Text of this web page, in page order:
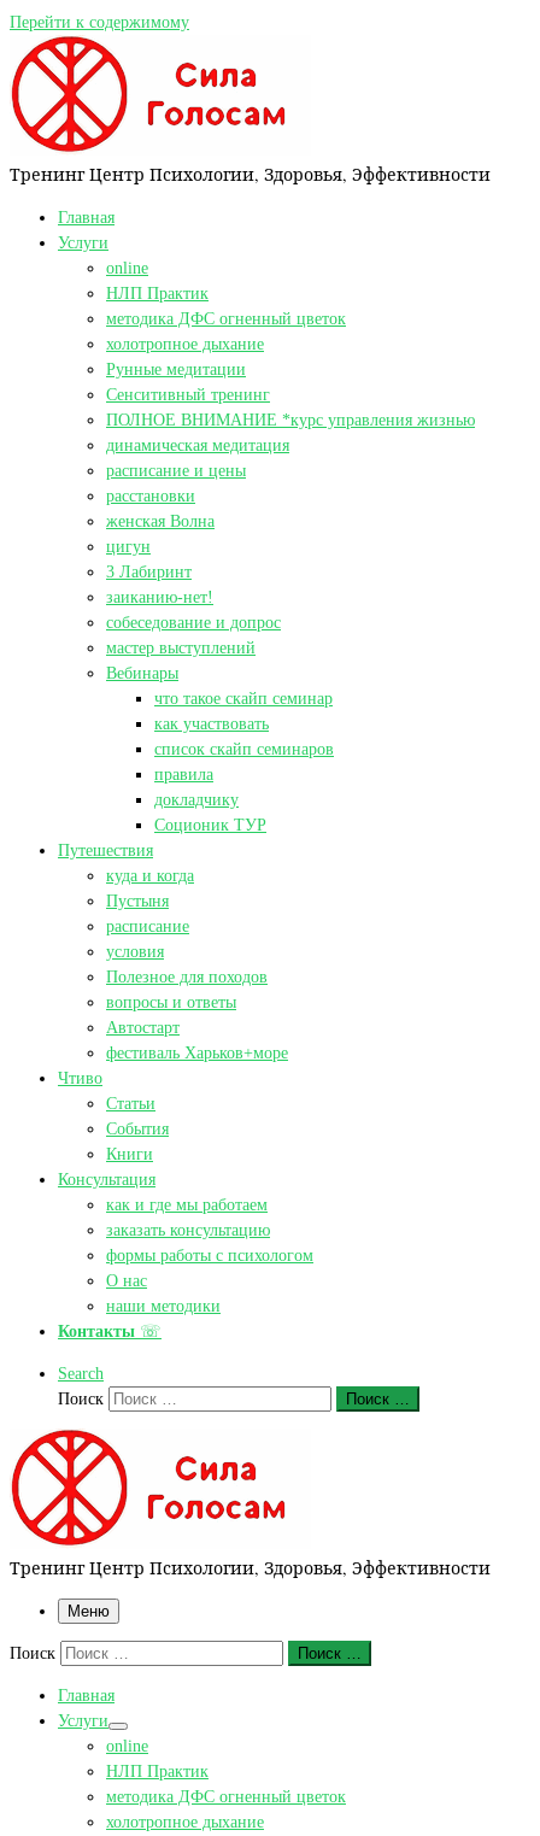
Перейти к содержимому
Тренинг Центр Психологии, Здоровья, Эффективности
Главная
Услуги
online
НЛП Практик
методика ДФС огненный цветок
холотропное дыхание
Рунные медитации
Сенситивный тренинг
ПОЛНОЕ ВНИМАНИЕ *курс управления жизнью
динамическая медитация
расписание и цены
расстановки
женская Волна
цигун
3 Лабиринт
заиканию-нет!
собеседование и допрос
мастер выступлений
Вебинары
что такое скайп семинар
как участвовать
список скайп семинаров
правила
докладчику
Соционик ТУР
Путешествия
куда и когда
Пустыня
расписание
условия
Полезное для походов
вопросы и ответы
Автостарт
фестиваль Харьков+море
Чтиво
Статьи
События
Книги
Консультация
как и где мы работаем
заказать консультацию
формы работы с психологом
О нас
наши методики
Контакты ☏
Search
Поиск
Поиск …
Тренинг Центр Психологии, Здоровья, Эффективности
Меню
Поиск Поиск …
Главная
Услуги
online
НЛП Практик
методика ДФС огненный цветок
холотропное дыхание